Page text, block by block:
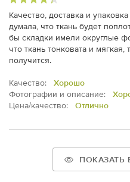
Качество, доставка и
думала, что ткань будет
бы складки имели округлые
что ткань тонковата и
получится.
Качество:
Хорошо
Фотографии и описание:
Цена/качество:
Отлично
ПОКАЗАТЬ